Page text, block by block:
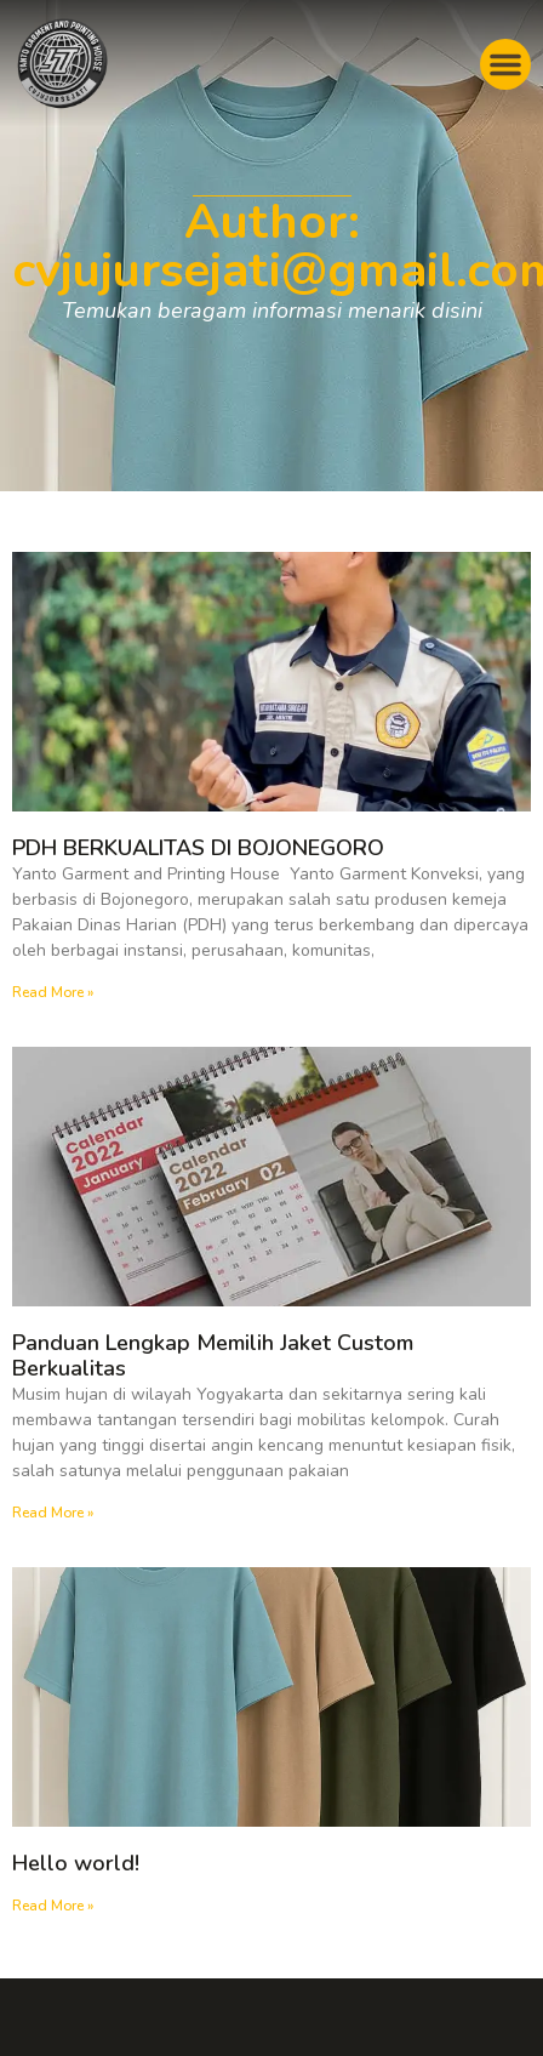
Author:
Temukan beragam informasi menarik disini
PDH BERKUALITAS DI BOJONEGORO
Yanto Garment and Printing House Yanto Garment Konveksi, yang
berbasis di Bojonegoro, merupakan salah satu produsen kemeja
Pakaian Dinas Harian (PDH) yang terus berkembang dan dipercaya
oleh berbagai instansi, perusahaan, komunitas,
Read More »
Panduan Lengkap Memilih Jaket Custom
Berkualitas
Musim hujan di wilayah Yogyakarta dan sekitarnya sering kali
membawa tantangan tersendiri bagi mobilitas kelompok. Curah
hujan yang tinggi disertai angin kencang menuntut kesiapan fisik,
salah satunya melalui penggunaan pakaian
Read More »
Hello world!
Read More »